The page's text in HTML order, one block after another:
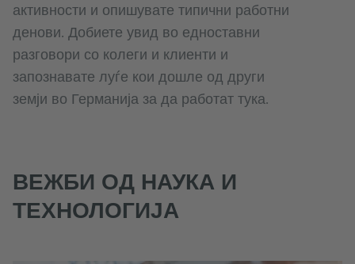
активности и опишувате типични работни
денови. Добиете увид во едноставни
разговори со колеги и клиенти и
запознавате луѓе кои дошле од други
земји во Германија за да работат тука.
ВЕЖБИ ОД НАУКА И
ТЕХНОЛОГИЈА